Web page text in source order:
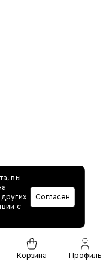
вы
с
Согласен
Корзина Профиль